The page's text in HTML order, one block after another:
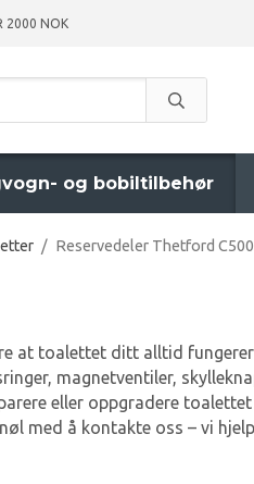
2000 NOK
og bobiltilbehør
/ Reservedeler Thetford C500
at toalettet ditt alltid
magnetventiler,
eller oppgradere
med å kontakte oss – vi